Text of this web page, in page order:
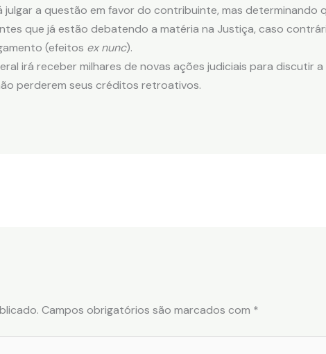
julgar a questão em favor do contribuinte, mas
que já estão debatendo a matéria na Justiça, caso
(efeitos ex nunc).
irá receber milhares de novas ações judiciais para discutir
perderem seus créditos retroativos.
Campos obrigatórios são marcados com *